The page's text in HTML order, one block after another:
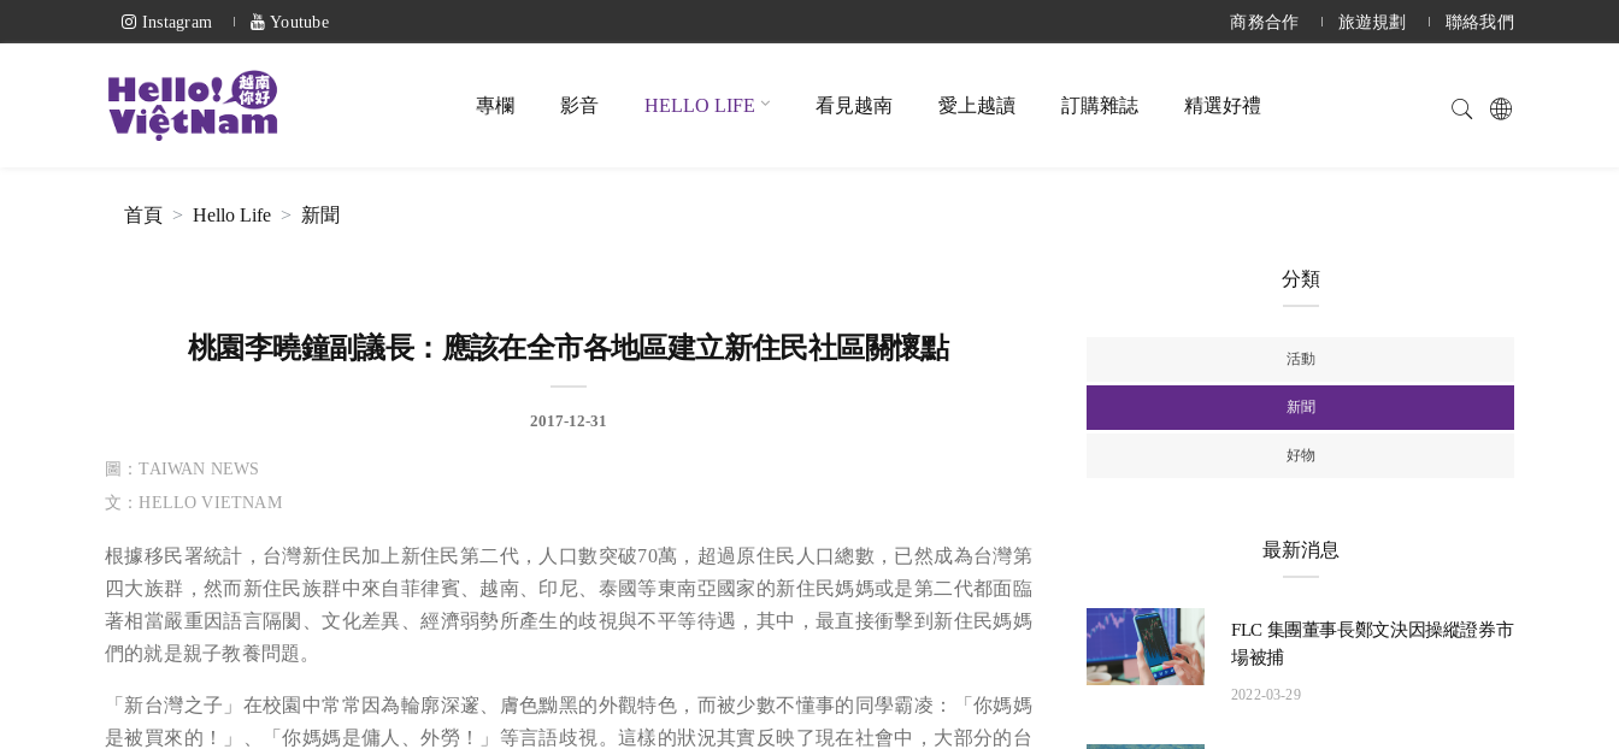
Instagram Youtube 商務合作 旅遊規劃 聯絡我們
專欄 影音 HELLO LIFE 看見越南 愛上越讀 訂購雜誌 精選好禮
首頁 Hello Life 新聞
桃園李曉鐘副議長：應該在全市各地區建立新住民社區關懷點
2017-12-31
圖：TAIWAN NEWS
文：HELLO VIETNAM
根據移民署統計，台灣新住民加上新住民第二代，人口數突破70萬，超過原住民人口總數，已然成為台灣第
四大族群，然而新住民族群中來自菲律賓、越南、印尼、泰國等東南亞國家的新住民媽媽或是第二代都面臨
著相當嚴重因語言隔閡、文化差異、經濟弱勢所產生的歧視與不平等待遇，其中，最直接衝擊到新住民媽媽
們的就是親子教養問題。
「新台灣之子」在校園中常常因為輪廓深邃、膚色黝黑的外觀特色，而被少數不懂事的同學霸凌：「你媽媽
是被買來的！」、「你媽媽是傭人、外勞！」等言語歧視。這樣的狀況其實反映了現在社會中，大部分的台
分類
活動
新聞
好物
最新消息
FLC 集團董事長鄭文決因操縱證券市
場被捕
2022-03-29